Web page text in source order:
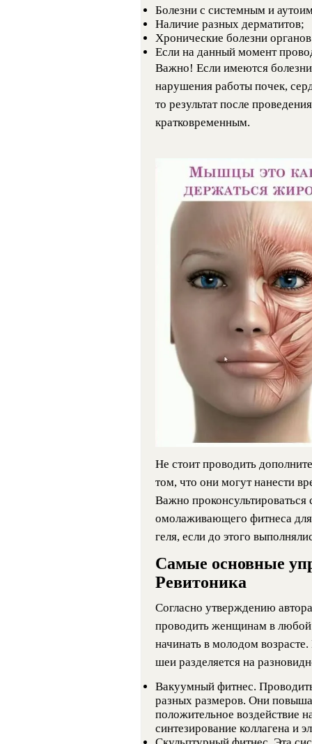
Болезни с системным и
Наличие разных дерматитов;
Хронические болезни
Если на данный момент
Важно! Если имеются
нарушения работы почек,
то результат после
кратковременным.
Не стоит проводить
том, что они могут нанести
Важно
омолаживающего фитнеса
геля, если до этого
Самые основные
Ревитоника
Согласно утверждению
проводить женщинам в любой
начинать в молодом
шеи разделяется на
Вакуумный фитнес.
разных размеров. Они
положительное воздействие
синтезирование коллагена и